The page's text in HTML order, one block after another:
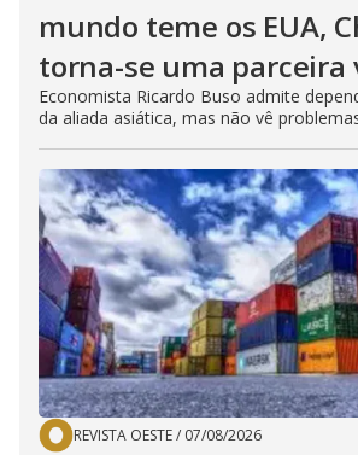
mundo teme os EUA,
torna-se uma parceira
Economista Ricardo Buso admite
da aliada asiática, mas não vê
REVISTA OESTE/ 07/08/2026